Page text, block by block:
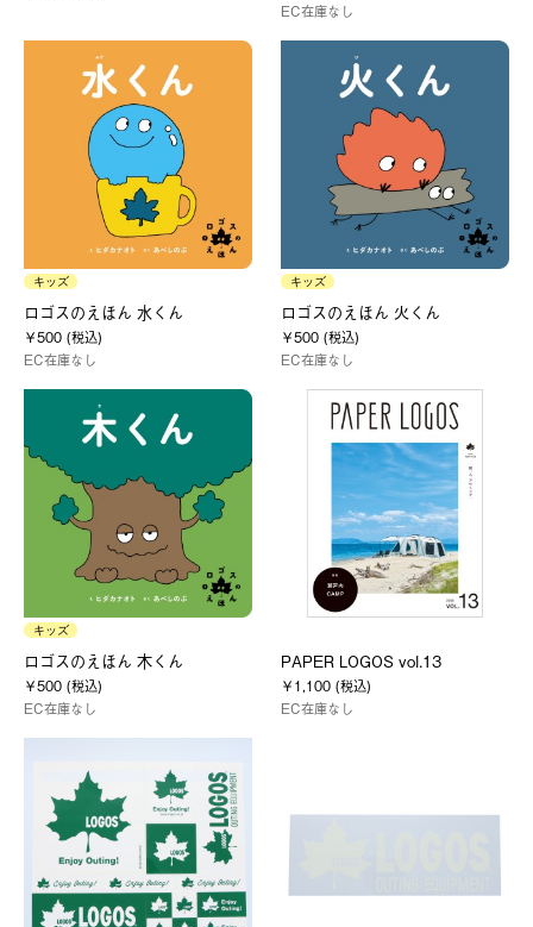
EC在庫なし
キッズ
ロゴスのえほん 水くん
￥500 (税込)
EC在庫なし
キッズ
ロゴスのえほん 火くん
￥500 (税込)
EC在庫なし
キッズ
ロゴスのえほん 木くん
￥500 (税込)
EC在庫なし
PAPER LOGOS vol.13
￥1,100 (税込)
EC在庫なし